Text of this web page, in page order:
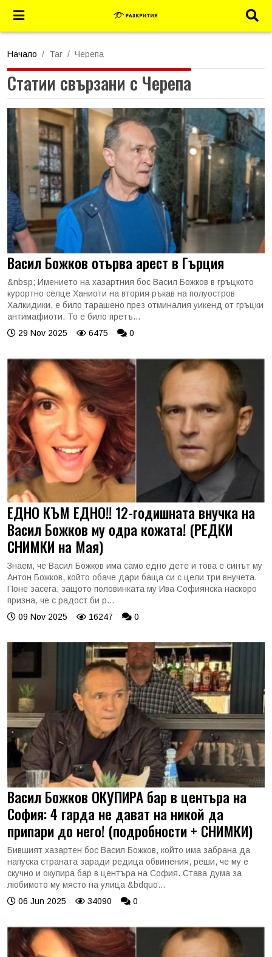
Начало Таг Черепа
Статии свързани с Черепа
Васил Божков отърва арест в Гърция
&nbsp; Имението на хазартния бос Васил Божков в гръцкото
курортно селце Ханиоти на втория ръкав на полуостров
Халкидики, е било тарашено през отминалия уикенд от гръцки
антимафиоти. То е било претъ...
29 Nov 2025
6475 0
ЕДНО КЪМ ЕДНО!! 12-годишната внучка на
Васил Божков му одра кожата! (РЕДКИ
СНИМКИ на Мая)
Знаем, че Васил Божков има само едно дете и това е синът му
Антон Божков, който обаче дари баща си с цели три внучета.
Поне засега, защото половинката му Ива Софиянска наскоро
призна, че с радост би р...
09 Nov 2025
16247 0
Васил Божков ОКУПИРА бар в центъра на
София: 4 гарда не дават на никой да
припари до него! (подробности + СНИМКИ)
Бившият хазартен бос Васил Божков, който има забрана да
напуска страната заради редица обвинения, реши, че му е
скучно и окупира бар в центъра на София. Става дума за
любимото му място на улица &bdquo...
06 Jun 2025
34090 0